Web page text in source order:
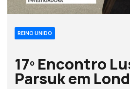
REINO UNIDO
17º Encontro
Parsuk em